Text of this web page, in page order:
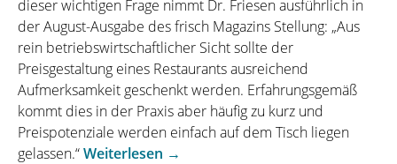
der
Airline-
Industrie“
dieser wichtigen Frage nimmt Dr. Friesen ausführlich in
der August-Ausgabe des frisch Magazins Stellung: „Aus
rein betriebswirtschaftlicher Sicht sollte der
Preisgestaltung eines Restaurants ausreichend
Aufmerksamkeit geschenkt werden. Erfahrungsgemäß
kommt dies in der Praxis aber häufig zu kurz und
Preispotenziale werden einfach auf dem Tisch liegen
gelassen.“Weiterlesen „„Zahlenzauber“
→